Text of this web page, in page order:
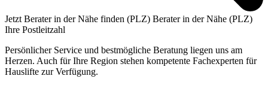
Jetzt Berater in der Nähe finden (PLZ) Berater in der Nähe (PLZ)
Ihre Postleitzahl
Persönlicher Service und bestmögliche Beratung liegen uns am
Herzen. Auch für Ihre Region stehen kompetente Fachexperten für
Hauslifte zur Verfügung.